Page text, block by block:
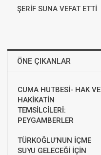
ŞERİF SUNA VEFAT ETTİ
ÖNE ÇIKANLAR
CUMA HUTBESİ- HAK VE
HAKİKATİN
TEMSİLCİLERİ:
PEYGAMBERLER
TÜRKOĞLU’NUN İÇME
SUYU GELECEĞİ İÇİN